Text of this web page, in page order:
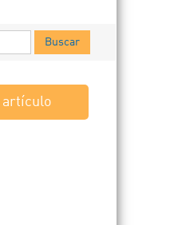
Buscar
artículo